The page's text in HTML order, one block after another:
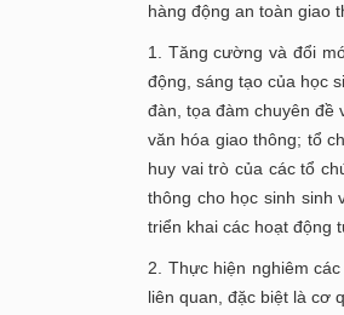
hàng động an toàn giao
1. Tăng cường và đổi
động, sáng tạo của học
đàn, tọa đàm chuyên đề
văn hóa giao thông; tổ
huy vai trò của các tổ
thông cho học sinh sinh
triển khai các hoạt động
2. Thực hiện nghiêm
liên quan, đặc biệt là cơ